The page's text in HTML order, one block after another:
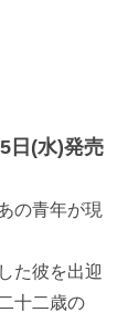
日(水)発売
の青年が現
た彼を出迎
十二歳の